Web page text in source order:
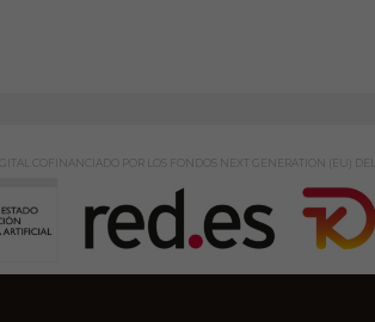
COFINANCIADO POR LOS FONDOS NEXT GENERATION (EU)